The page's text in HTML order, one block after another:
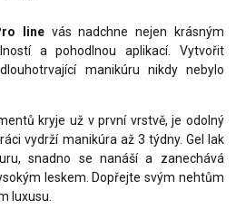
linevás nadchne nejen krásným
a pohodlnou aplikací. Vytvořit
manikúru nikdy nebylo
kryje už v první vrstvě, je odolný
vydrží manikúra až 3 týdny. Gel lak
snadno se nanáší a zanechává
leskem. Dopřejte svým nehtům
luxusu.